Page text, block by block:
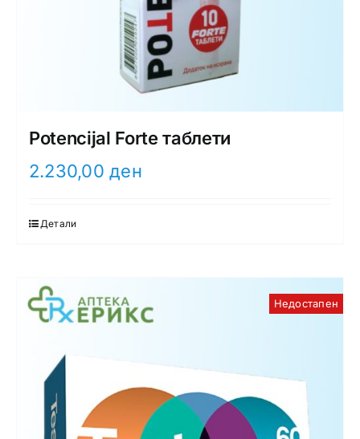
Potencijal Forte таблети
2.230,00ден
Детали
Недостапен